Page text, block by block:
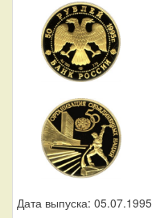
Дата выпуска: 05.07.1995